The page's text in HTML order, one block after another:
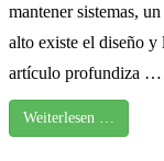
mantener sistemas,
alto existe el diseño
artículo profundiza …
Weiterlesen …